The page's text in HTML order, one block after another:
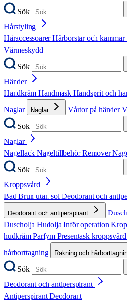
Sök
Hårstyling
HåraccessoarerHårborstar och kammar
Värmeskydd
Sök
Händer
Handkräm Handmask Handsprit och
Naglar
Naglar Vårtor på händer
Sök
Naglar
Nagellack NageltillbehörRemover
Sök
Kroppsvård
Bad Brun utan sol Deodorant och
Deodorant och antiperspirant
Duscholja Hudolja Inför operation
hudkräm Parfym Presentask kroppsvård
hårborttagning
Rakning och
Sök
Deodorant och antiperspirant
AntiperspirantDeodorant